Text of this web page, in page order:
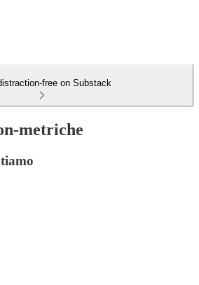
free on Substack
metriche